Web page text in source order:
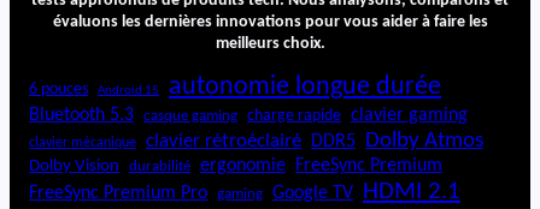
évaluons les dernières innovations pour vous aider à faire les
meilleurs choix.
6 pouces Android 15 autonomie longue durée
Bluetooth 5.3 casque gaming charge rapide clavier gaming
clavier mécanique clavier rétroéclairé DDR5 Dolby Atmos
Dolby Vision durabilité ergonomie FreeSync Premium
FreeSync Premium Pro
gaming Google TV HDMI 2.1